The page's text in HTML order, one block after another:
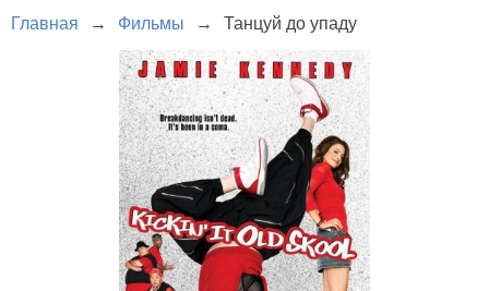
Главная → Фильмы → Танцуй до упаду